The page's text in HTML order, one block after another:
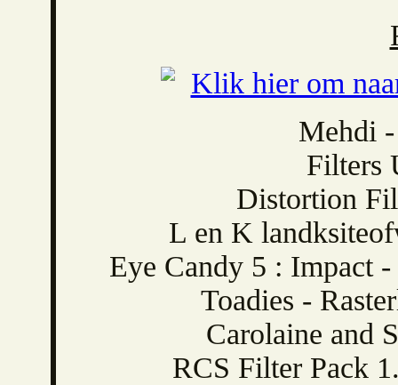
Mehdi
Filters
Distortion
L en K
Eye Candy 5 : Impact -
Toadies -
Carolaine and
RCS Filter Pack